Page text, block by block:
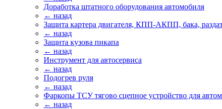
Доработка штатного оборудования автомобиля
← назад
Защита картера двигателя, КПП-АКПП, бака,
← назад
Защита кузова пикапа
← назад
Инструмент для автосервиса
← назад
Подогрев руля
← назад
Фаркопы ТСУ тягово сцепное устройство для
← назад